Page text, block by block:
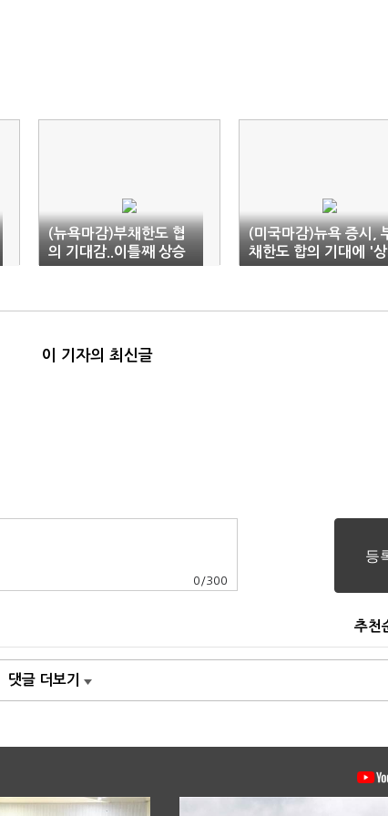
(뉴욕마감)부채한도 협
의 기대감..이틀째 상승
(미국마감)뉴욕 증시,
채한도 합의 기대에 '상
승'
이 기자의 최신글
0 /300
추천
댓글 더보기